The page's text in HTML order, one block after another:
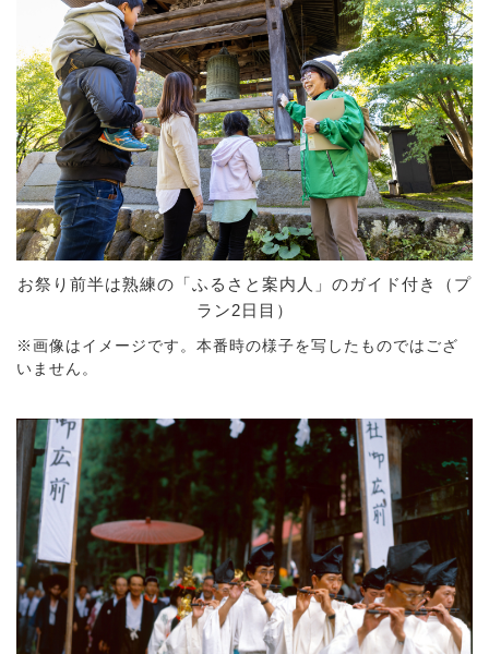
お祭り前半は熟練の「ふるさと案内人」のガイド付き（プ
ラン2日目）
※画像はイメージです。本番時の様子を写したものではござ
いません。